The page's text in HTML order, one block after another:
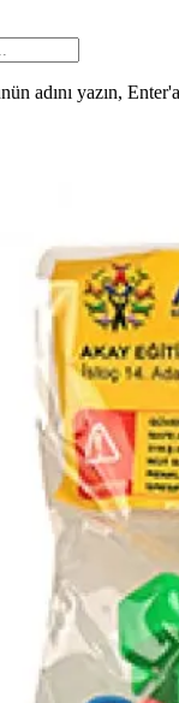
adını yazın,